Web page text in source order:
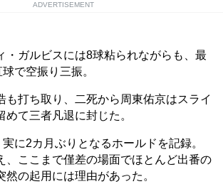
ADVERTISEMENT
ガルビスには8球粘られながらも、最
で空振り三振。
打ち取り、二死から周東佑京はスライ
めて三者凡退に封じた。
に2カ月ぶりとなるホールドを記録。
、ここまで僅差の場面でほとんど出番の
然の起用には理由があった。